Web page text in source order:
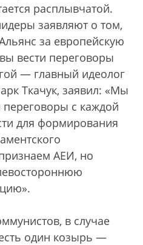
расплывчатой.
заявляют о том,
за европейскую
вести переговоры
— главный идеолог
Ткачук, заявил: «Мы
с каждой
для формирования
АЕИ, но
в случае
один козырь —